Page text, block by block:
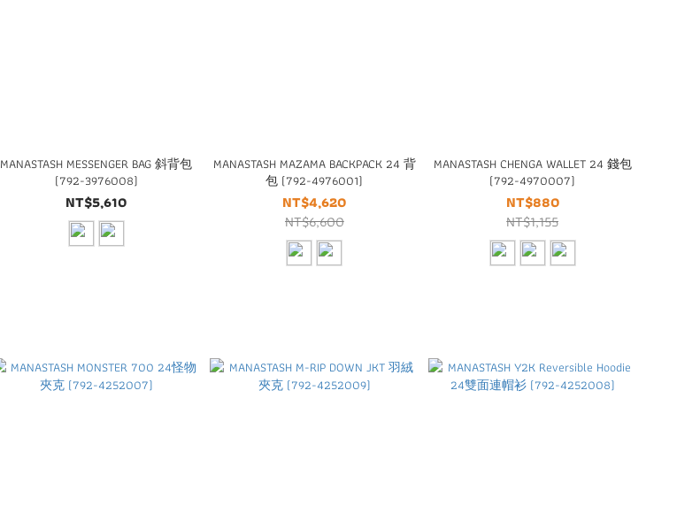
MANASTASH MESSENGER BAG 斜背包
(792-3976008)
NT$5,610
MANASTASH MAZAMA BACKPACK 24 背
包 (792-4976001)
NT$4,620
NT$6,600
MANASTASH CHENGA WALLET 24 錢包
(792-4970007)
NT$880
NT$1,155